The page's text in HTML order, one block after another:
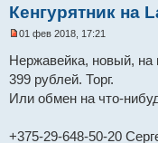
Кенгурятник на
п
р
ч
а
01 фев 2018, 17:21
Нержавейка, новый, на
399 рублей. Торг.
Или обмен на что-
+375-29-648-50-20